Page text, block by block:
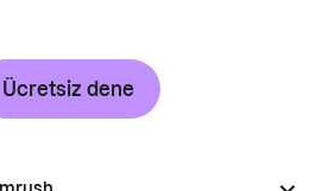
Ücretsiz dene